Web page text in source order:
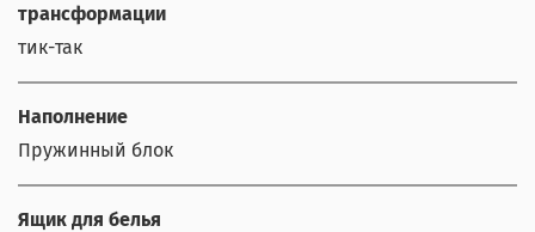
трансформации
тик-так
Наполнение
Пружинный блок
Ящик для белья